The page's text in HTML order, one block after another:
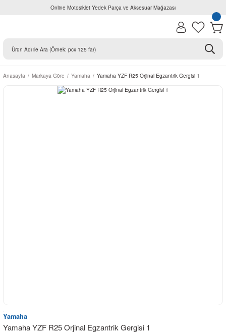
Online Motosiklet Yedek Parça ve Aksesuar Mağazası
Anasayfa Markaya Göre Yamaha Yamaha YZF R25 Orjinal Egzantrik Gergisi 1
Yamaha
Yamaha YZF R25 Orjinal Egzantrik Gergisi 1